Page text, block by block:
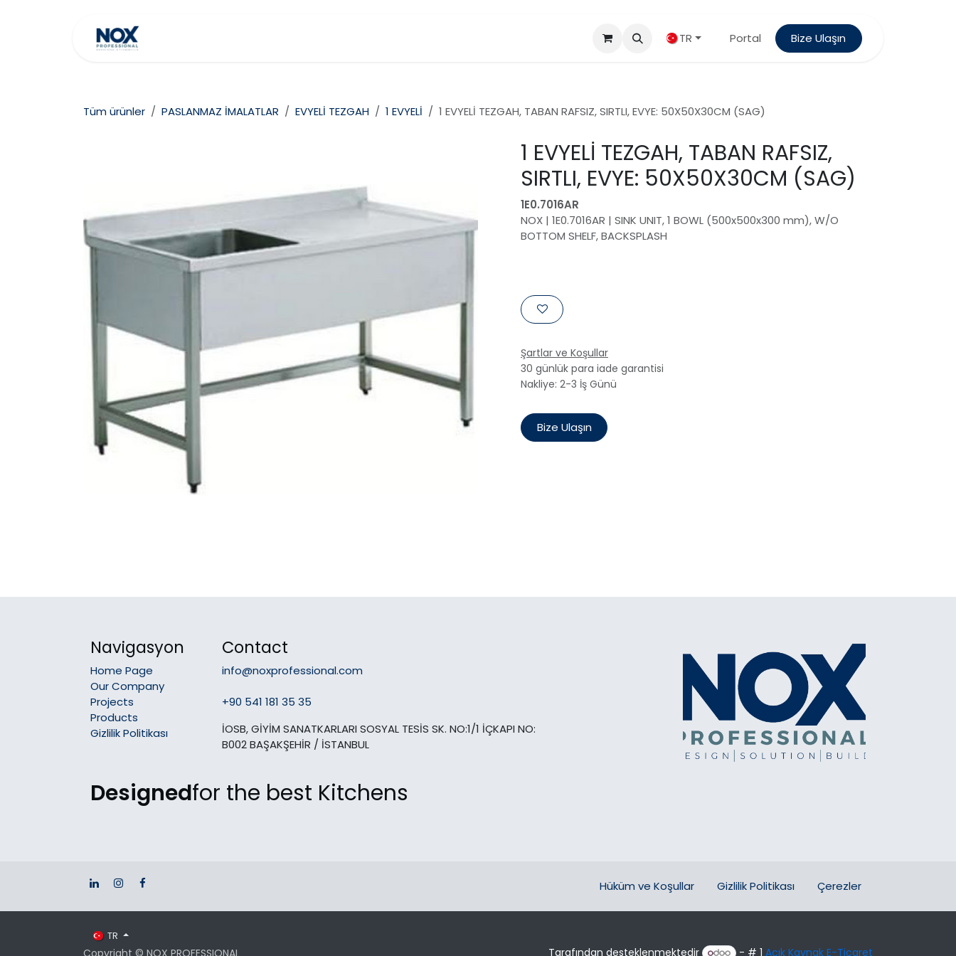
TR Portal Bize Ulaşın
Tüm ürünler PASLANMAZ İMALATLAR EVYELİ TEZGAH 1 EVYELİ 1 EVYELİ TEZGAH, TABAN RAFSIZ, SIRTLI, EVYE: 50X50X30CM (SAG)
1 EVYELİ TEZGAH, TABAN RAFSIZ,
SIRTLI, EVYE: 50X50X30CM (SAG)
1E0.7016AR
NOX | 1E0.7016AR | SINK UNIT, 1 BOWL (500x500x300 mm), W/O
BOTTOM SHELF, BACKSPLASH
Şartlar ve Koşullar
30 günlük para iade garantisi
Nakliye: 2-3 İş Günü
Bize Ulaşın
Navigasyon
Home Page
Our Company
Projects
Products
Gizlilik Politikası
Designedfor the best Kitchens
Contact
info@noxprofessional.com
+90 541 181 35 35
İOSB, GİYİM SANATKARLARI SOSYAL TESİS SK. NO:1/1 İÇKAPI NO:
B002 BAŞAKŞEHİR / İSTANBUL
Hüküm ve Koşullar Gizlilik Politikası Çerezler
Copyright © NOX PROFESSIONAL
TR
Tarafından desteklenmektedir - # 1 Açık Kaynak E-Ticaret